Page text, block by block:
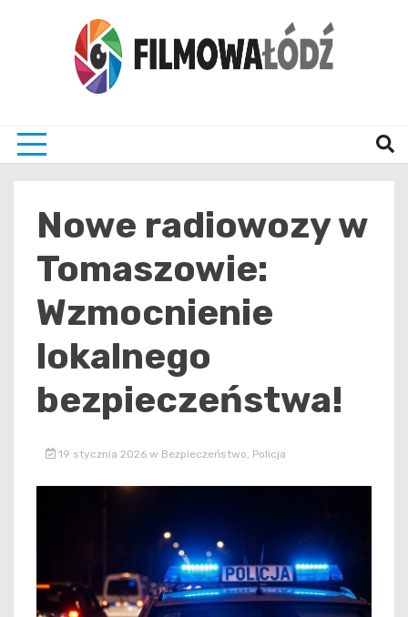
Nowe radiowozy w
Tomaszowie:
Wzmocnienie
lokalnego
bezpieczeństwa!
19 stycznia 2026 w Bezpieczeństwo Policja